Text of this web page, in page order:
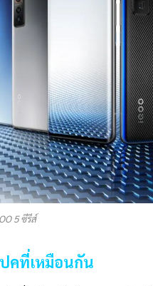
5 ซีรีส์
ปคที่เหมือนกัน